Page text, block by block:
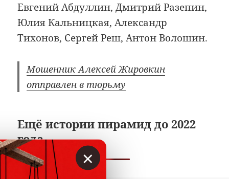
Евгений Абдуллин, Дмитрий Разепин,
Юлия Кальницкая, Александр
Тихонов, Сергей Реш, Антон Волошин.
Мошенник Алексей Жировкин
отправлен в тюрьму
Ещё истории пирамид до 2022
года
×